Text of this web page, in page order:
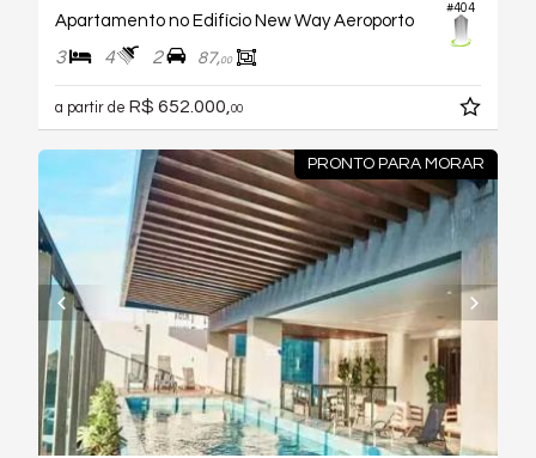
#404
Apartamento no Edifício New Way Aeroporto
3 4 2 87,00
a partir de R$ 652.000,00
PRONTO PARA MORAR